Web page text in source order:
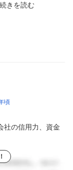
続きを読む
頃
社の信用力、資金